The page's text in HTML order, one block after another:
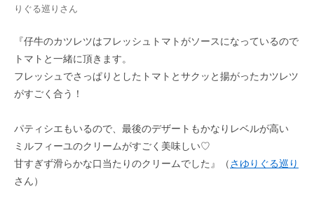
りぐる巡り さん
『仔牛のカツレツはフレッシュトマトがソースになっているので
トマトと一緒に頂きます。
フレッシュでさっぱりとしたトマトとサクッと揚がったカツレツ
がすごく合う！
パティシエもいるので、最後のデザートもかなりレベルが高い
ミルフィーユのクリームがすごく美味しい♡
甘すぎず滑らかな口当たりのクリームでした』（さゆりぐる巡り
さん）